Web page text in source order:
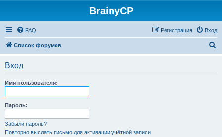
BrainyCP
FAQ Вход
Регистрация
Список форумов
Вход
Имя пользователя:
Пароль:
Забыли пароль?
Повторно выслать письмо для активации учётной записи